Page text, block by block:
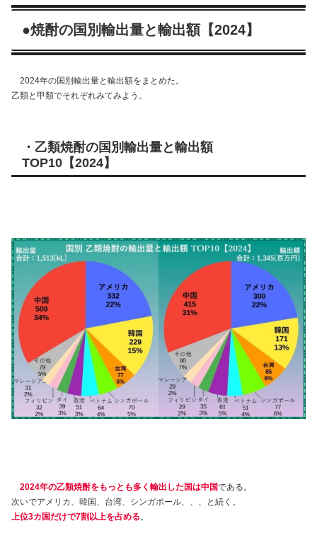
●焼酎の国別輸出量と輸出額【2024】
2024年の国別輸出量と輸出額をまとめた。
乙類と甲類でそれぞれみてみよう。
・乙類焼酎の国別輸出量と輸出額
TOP10 【2024】
2024年の乙類焼酎をもっとも多く輸出した国は中国である。
次いでアメリカ、韓国、台湾、シンガポール、、、と続く。
上位3カ国だけで7割以上を占める。